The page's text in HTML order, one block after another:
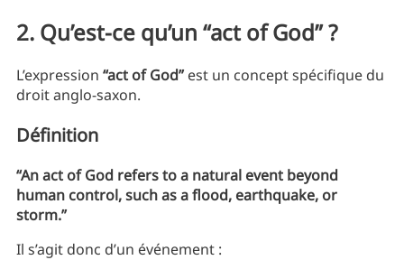
2. Qu’est-ce qu’un “act of God” ?
L’expression “act of God”est un concept spécifique du
droit anglo-saxon.
Définition
“An act of God refers to a natural event beyond
human control, such as a flood, earthquake, or
storm.”
Il s’agit donc d’un événement :